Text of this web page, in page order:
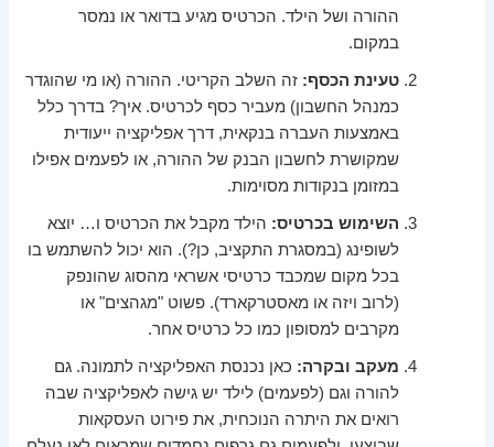
ההורה ושל הילד. הכרטיס מגיע בדואר או נמסר
במקום.
טעינת הכסף: זה השלב הקריטי. ההורה (או מי שהוגדר
כמנהל החשבון) מעביר כסף לכרטיס. איך? בדרך כלל
באמצעות העברה בנקאית, דרך אפליקציה ייעודית
שמקושרת לחשבון הבנק של ההורה, או לפעמים אפילו
במזומן בנקודות מסוימות.
השימוש בכרטיס: הילד מקבל את הכרטיס ו… יוצא
לשופינג (במסגרת התקציב, כן?). הוא יכול להשתמש בו
בכל מקום שמכבד כרטיסי אשראי מהסוג שהונפק
(לרוב ויזה או מאסטרקארד). פשוט "מגהצים" או
מקרבים למסופון כמו כל כרטיס אחר.
מעקב ובקרה: כאן נכנסת האפליקציה לתמונה. גם
להורה וגם (לפעמים) לילד יש גישה לאפליקציה שבה
רואים את היתרה הנוכחית, את פירוט העסקאות